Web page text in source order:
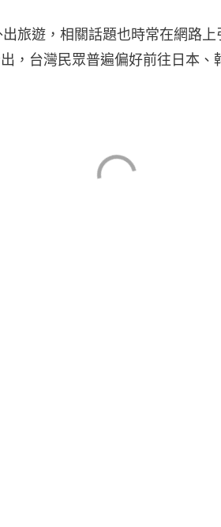
旅遊，相關話題也時常在網路
，台灣民眾普遍偏好前往日本、